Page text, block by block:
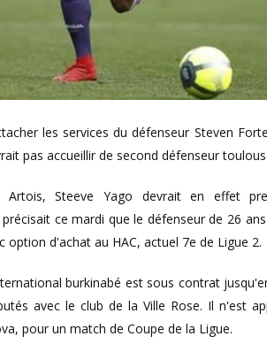
les services du défenseur Steven
pas accueillir de second défenseur
Steeve Yago devrait en effet
ce mardi que le défenseur de 26
option d'achat au HAC, actuel 7e de Ligue 2.
burkinabé est sous contrat
avec le club de la Ville Rose. Il n'est
pour un match de Coupe de la Ligue.